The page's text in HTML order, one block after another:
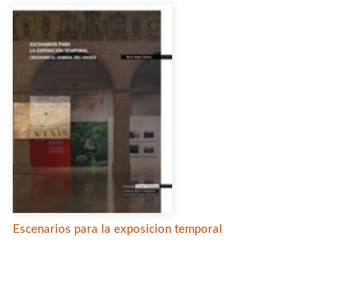
Escenarios para la exposicion temporal